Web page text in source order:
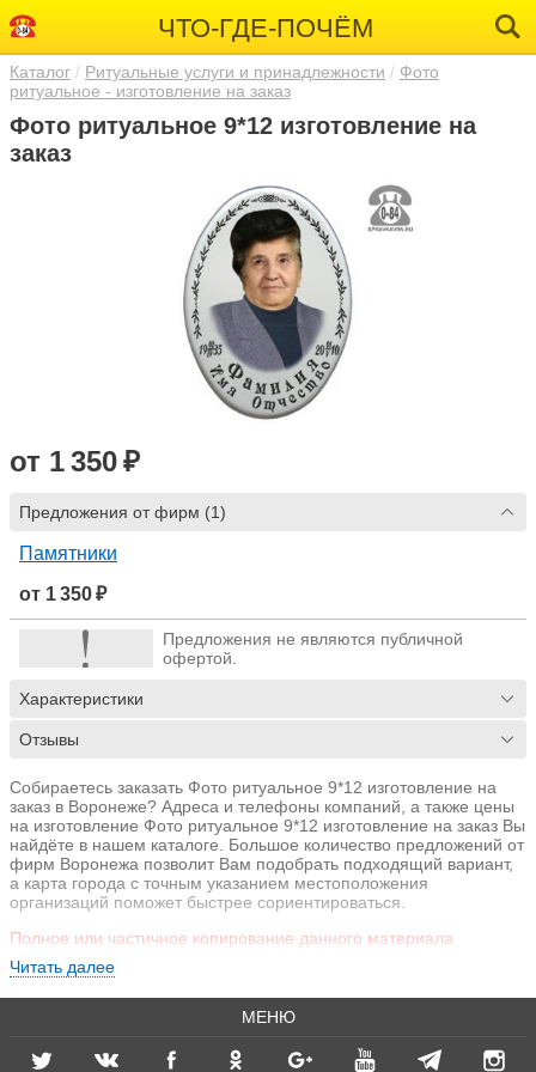
ЧТО-ГДЕ-ПОЧЁМ
Каталог Ритуальные услуги и принадлежности
Фото
ритуальное - изготовление на заказ
Фото ритуальное 9*12 изготовление на
заказ
от 1 350 ₽
Предложения от фирм (1)
Памятники
от 1 350 ₽
Предложения не являются публичной
офертой.
Характеристики
Отзывы
Собираетесь заказать Фото ритуальное 9*12 изготовление на
заказ в Воронеже? Адреса и телефоны компаний, а также цены
на изготовление Фото ритуальное 9*12 изготовление на заказ Вы
найдёте в нашем каталоге. Большое количество предложений от
фирм Воронежа позволит Вам подобрать подходящий вариант,
а карта города с точным указанием местоположения
организаций поможет быстрее сориентироваться.
Полное или частичное копирование данного материала
запрещено без согласования.
Читать далее
МЕНЮ